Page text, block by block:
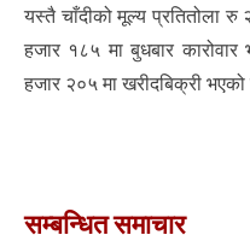
यस्तै चाँदीको मूल्य प्रतितोला
हजार १८५ मा बुधबार
हजार २०५ मा खरीदबिक्री
सम्बन्धित समाचार